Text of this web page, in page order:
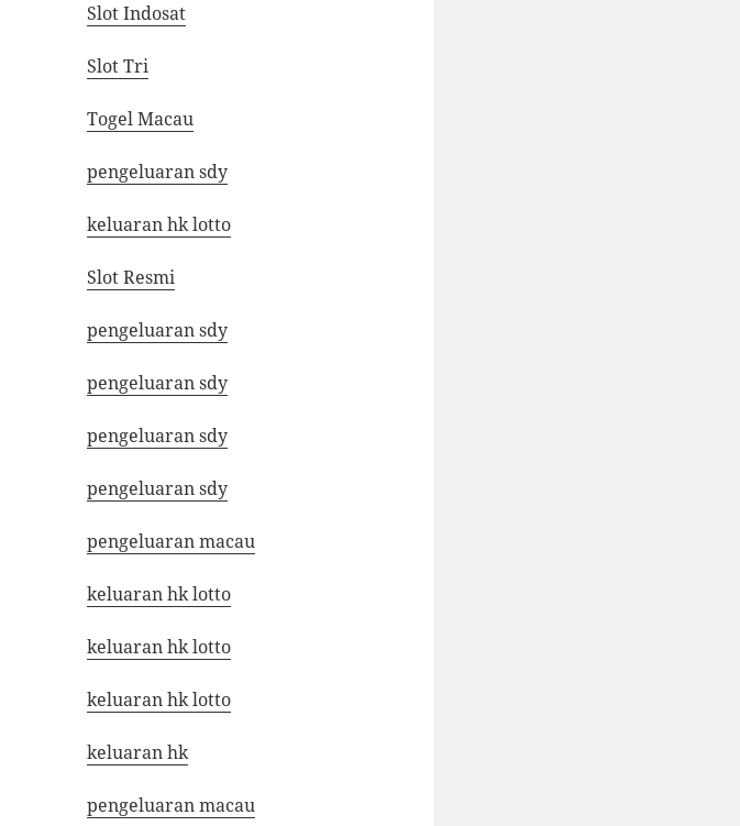
Slot Indosat
Slot Tri
Togel Macau
pengeluaran sdy
keluaran hk lotto
Slot Resmi
pengeluaran sdy
pengeluaran sdy
pengeluaran sdy
pengeluaran sdy
pengeluaran macau
keluaran hk lotto
keluaran hk lotto
keluaran hk lotto
keluaran hk
pengeluaran macau